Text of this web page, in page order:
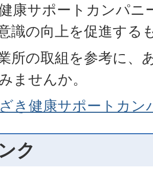
康サポートカンパニ
識の向上を促進する
所の取組を参考に、
ませんか。
き健康サポートカン
ク